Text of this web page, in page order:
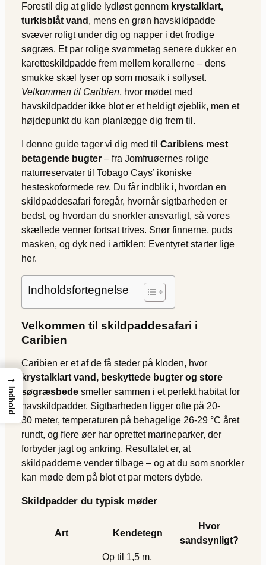
Forestil dig at glide lydløst gennem krystalklart,
turkisblåt vand , mens en grøn havskildpadde
svæver roligt under dig og napper i det frodige
søgræs. Et par rolige svømmetag senere dukker en
karetteskildpadde frem mellem korallerne – dens
smukke skæl lyser op som mosaik i sollyset.
Velkommen til Caribien, hvor mødet med
havskildpadder ikke blot er et heldigt øjeblik, men et
højdepunkt du kan planlægge dig frem til.
I denne guide tager vi dig med til Caribiens mest
betagende bugter – fra Jomfruøernes rolige
naturreservater til Tobago Cays’ ikoniske
hesteskoformede rev. Du får indblik i, hvordan en
skildpaddesafari foregår, hvornår sigtbarheden er
bedst, og hvordan du snorkler ansvarligt, så vores
skællede venner fortsat trives. Snør finnerne, puds
masken, og dyk ned i artiklen: Eventyret starter lige
her.
Indholdsfortegnelse
Velkommen til skildpaddesafari i
Caribien
Caribien er et af de få steder på kloden, hvor
krystalklart vand, beskyttede bugter og store
søgræsbede smelter sammen i et perfekt habitat for
havskildpadder. Sigtbarheden ligger ofte på 20-
30 meter, temperaturen på behagelige 26-29 °C året
rundt, og flere øer har oprettet marineparker, der
forbyder jagt og ankring. Resultatet er, at
skildpadderne vender tilbage – og at du som snorkler
kan møde dem på blot et par meters dybde.
Skildpadder du typisk møder
Art Kendetegn
Hvor
sandsynligt?
Op til 1,5 m,
→
Indhold